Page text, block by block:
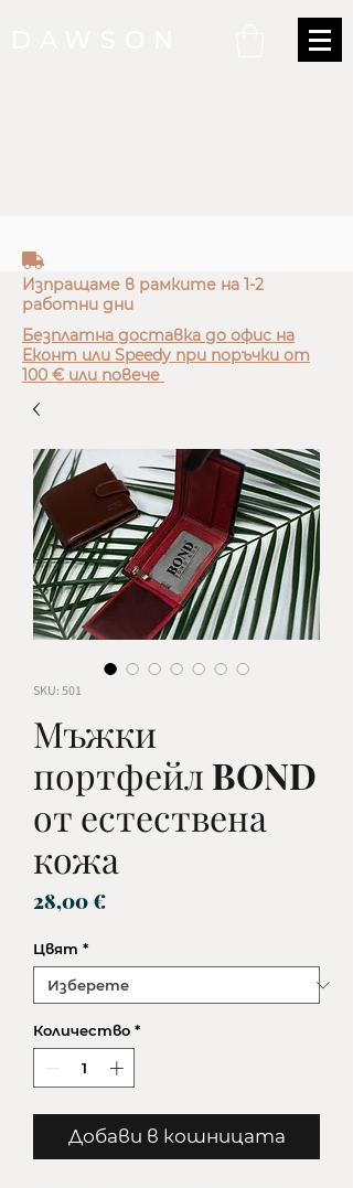
truck
Изпращаме в рамките на 1-2
работни дни
Безплатна доставка до офис на
Еконт или Speedy при поръчки от
100 € или повече
SKU: 501
Мъжки
портфейл BOND
от естествена
кожа
28,00 €Цена
Цвят *
Количество *
Добави в кошницата